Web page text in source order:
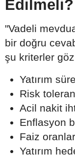
Edilmeli?
"Vadeli
bir doğru
şu kriterler
Yatırım
Risk
Acil nakit
Enflasyon
Faiz
Yatırım